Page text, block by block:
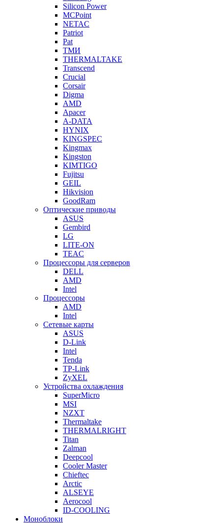
Silicon Power
MCPoint
NETAC
Patriot
Pat
ТМИ
THERMALTAKE
Transcend
Crucial
Corsair
Digma
AMD
Apacer
A-DATA
HYNIX
KINGSPEC
Kingmax
Kingston
KIMTIGO
Fujitsu
GEIL
Hikvision
GoodRam
Оптические приводы
ASUS
Gembird
LG
LITE-ON
TEAC
Процессоры для серверов
DELL
AMD
Intel
Процессоры
AMD
Intel
Сетевые карты
ASUS
D-Link
Intel
Tenda
TP-Link
ZyXEL
Устройства охлаждения
SuperMicro
MSI
NZXT
Thermaltake
THERMALRIGHT
Titan
Zalman
Deepcool
Cooler Master
Chieftec
Arctic
ALSEYE
Aerocool
ID-COOLING
Моноблоки